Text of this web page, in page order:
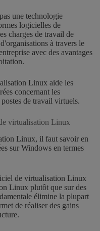
une technologie
logicielles de
charges de travail de
à travers le
avec des avantages
Linux aide les
concernant les
de travail virtuels.
virtualisation Linux
Linux, il faut savoir en
sur Windows en termes
de virtualisation Linux
Linux plutôt que sur des
élimine la plupart
de réaliser des gains